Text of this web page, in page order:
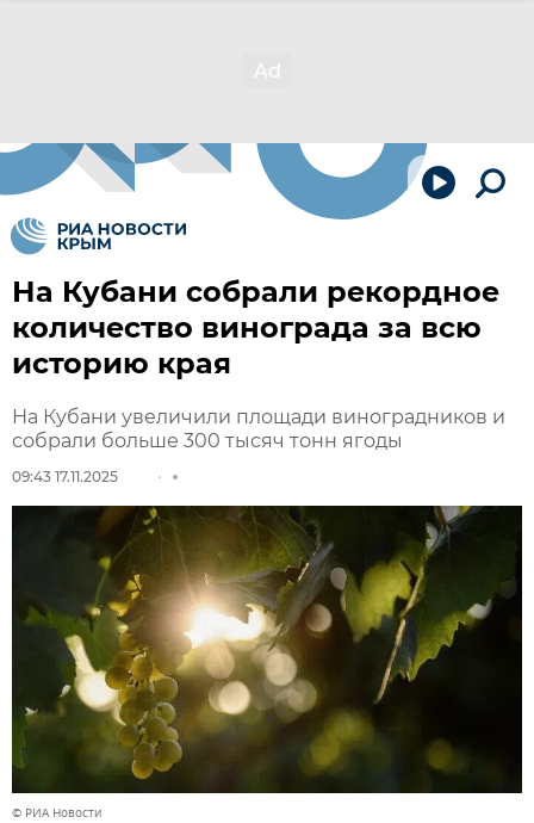
На Кубани собрали рекордное
количество винограда за всю
историю края
На Кубани увеличили площади виноградников и
собрали больше 300 тысяч тонн ягоды
09:43 17.11.2025
© РИА Новости